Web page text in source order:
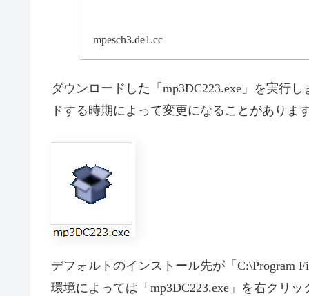
mpesch3.de1.cc
ダウンロードした「mp3DC223.exe」を実行
ドする時期によって変更になることがありま
デフォルトのインストール先が「C:\Program
環境によっては「mp3DC223.exe」を右クリ